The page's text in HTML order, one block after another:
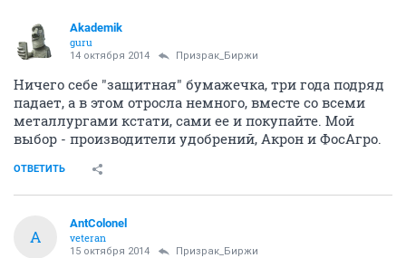
Akademik
guru
14 октября 2014 Призрак_Биржи
Ничего себе "защитная" бумажечка, три года подряд
падает, а в этом отросла немного, вместе со всеми
металлургами кстати, сами ее и покупайте. Мой
выбор - производители удобрений, Акрон и ФосАгро.
ОТВЕТИТЬ
A
AntColonel
veteran
15 октября 2014 Призрак_Биржи